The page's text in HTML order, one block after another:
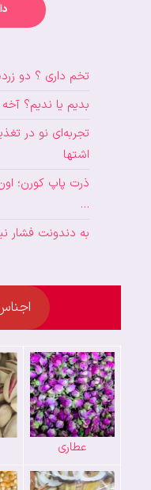
تخم داری ؟ دو
بدیم یا ندیم؟
تجربه‌ای نو در
اشتها
ذرت پاپ کورن؛
…
به دندونت فشار
عطاری